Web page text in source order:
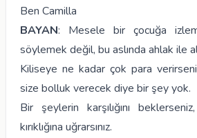
Ben Camilla
BAYAN: Mesele bir çocuğa
söylemek değil, bu aslında ahlak ile
Kiliseye ne kadar çok para
size bolluk verecek diye bir şey yok.
Bir şeylerin karşılığını
kırıklığına uğrarsınız.